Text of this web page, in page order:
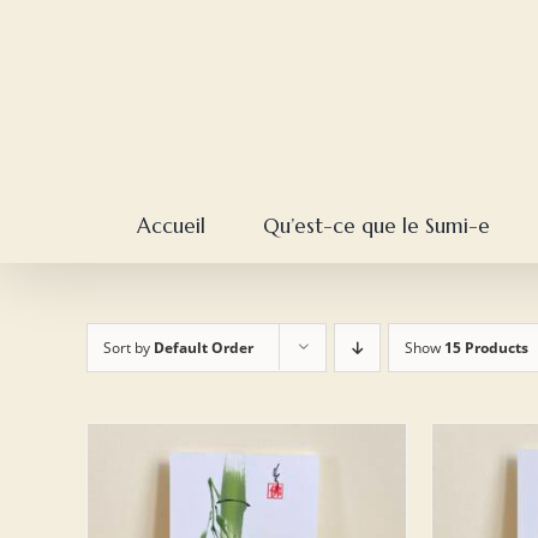
Accueil Qu’est-ce que le Sumi-e
Sort by Default Order Show 15 Products